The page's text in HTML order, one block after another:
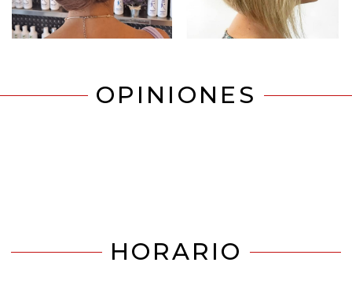
OPINIONES
HORARIO